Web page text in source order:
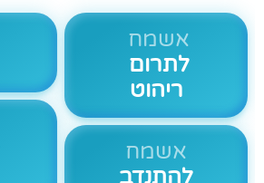
אשמח
לתרום
ריהוט
אשמח
להתנדב